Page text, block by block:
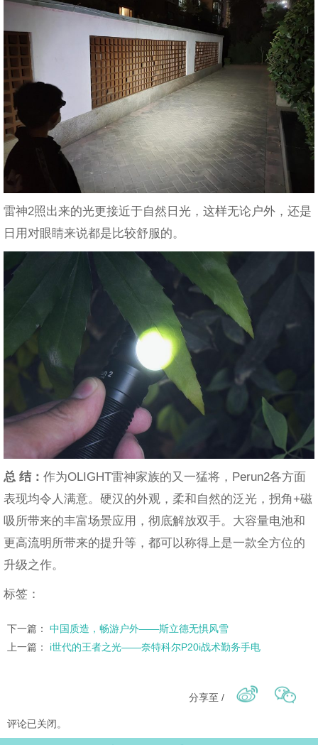
雷神2照出来的光更接近于自然日光，这样无论户外，还是
日用对眼睛来说都是比较舒服的。
总 结： 作为OLIGHT雷神家族的又一猛将，Perun2各方面
表现均令人满意。硬汉的外观，柔和自然的泛光，拐角+磁
吸所带来的丰富场景应用，彻底解放双手。大容量电池和
更高流明所带来的提升等，都可以称得上是一款全方位的
升级之作。
标签：
下一篇： 中国质造，畅游户外——斯立德无惧风雪
上一篇： i世代的王者之光——奈特科尔P20i战术勤务手电
分享至 /
评论已关闭。